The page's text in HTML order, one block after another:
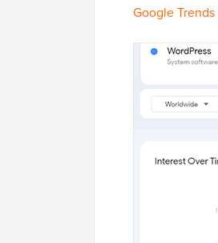
Google Trends